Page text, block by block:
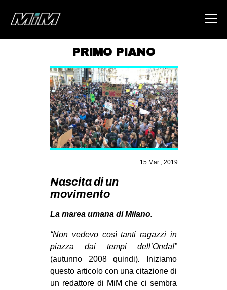
ABOUT
AREA
DEGENERAZIONE
GAZA FREESTYLE
CSOA LAMBRETTA
MSM
STUDENTI TSUNAMI
ZAM
MILANO
MOBILITAZIONI
SPAZI
SPORT POPOLARE
PRIMO PIANO
15 Mar , 2019
Nascita di un
movimento
La marea umana di Milano.
“Non vedevo così tanti ragazzi in
piazza dai tempi dell’Onda!”
(autunno 2008 quindi).
Iniziamo
questo articolo con una citazione di
un redattore di MiM che ci sembra